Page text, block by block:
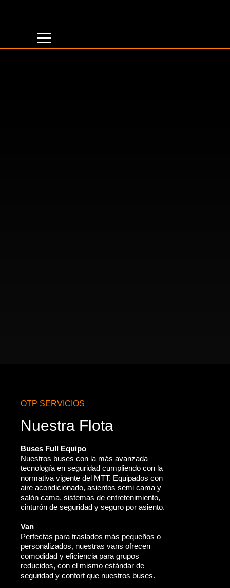
OTP SERVICIOS
Nuestra Flota
Buses Full Equipo
Nuestros buses con la más avanzada
tecnología en seguridad cumpliendo con la
normativa vigente del MTT. Equipados con
aire acondicionado, asientos semi cama y
salón cama, sistemas de entretenimiento,
cinturón de seguridad y seguro por asiento.
Van
Perfectas para traslados más pequeños o
personalizados, nuestras vans ofrecen
comodidad y eficiencia para grupos
reducidos, con el mismo estándar de
seguridad y confort que nuestros buses.